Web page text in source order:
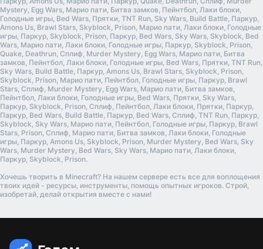
Mystery, Egg Wars, Марио пати, Битва замков, Пейнтбол, Лаки блоки,
Голодные игры, Bed Wars, Прятки, TNT Run, Sky Wars, Build Battle, Паркур,
Amons Us, Brawl Stars, Skyblock, Prison, Марио пати, Лаки блоки, Голодные
игры, Паркур, Skyblock, Prison, Паркур, Bed Wars, Sky Wars, Skyblock, Bed
Wars, Марио пати, Лаки блоки, Голодные игры, Паркур, Skyblock, Prison,
Quake, Deathrun, Сплиф, Murder Mystery, Egg Wars, Марио пати, Битва
замков, Пейнтбол, Лаки блоки, Голодные игры, Bed Wars, Прятки, TNT Run,
Sky Wars, Build Battle, Паркур, Amons Us, Brawl Stars, Skyblock, Prison,
Skyblock, Prison, Марио пати, Пейнтбол, Голодные игры, Паркур, Brawl
Stars, Сплиф, Murder Mystery, Egg Wars, Марио пати, Битва замков,
Пейнтбол, Лаки блоки, Голодные игры, Bed Wars, Прятки, Sky Wars,
Паркур, Skyblock, Prison, Сплиф, Пейнтбол, Лаки блоки, Прятки, Паркур,
Паркур, Bed Wars, Build Battle, Паркур, Bed Wars, Сплиф, TNT Run, Паркур,
Skyblock, Sky Wars, Марио пати, Пейнтбол, Голодные игры, Паркур, Brawl
Stars, Prison, Сплиф, Марио пати, Битва замков, Лаки блоки, Голодные
игры, Паркур, Amons Us, Skyblock, Prison, Murder Mystery, Bed Wars, Sky
Wars, Murder Mystery, Bed Wars, Sky Wars, Марио пати, Лаки блоки,
Паркур, Skyblock, Prison.
Хочешь творить в Minecraft? На нашем сервере есть все для воплощения
твоих идей - ресурсы, инструменты, помощь опытных игроков. Строй,
изобретай, делай открытия вместе с нами!